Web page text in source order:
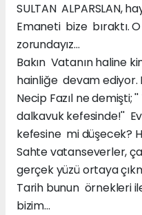
SULTAN ALPARSLAN,
Emaneti bize bıraktı.
zorundayız...
Bakın Vatanın haline
hainliğe devam ediyor.
Necip Fazıl ne demişti;
dalkavuk kefesinde!''
kefesine mi düşecek?
Sahte vatanseverler,
gerçek yüzü ortaya
Tarih bunun örnekleri
bizim...